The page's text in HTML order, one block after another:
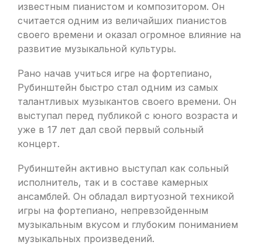
известным пианистом и композитором. Он
считается одним из величайших пианистов
своего времени и оказал огромное влияние на
развитие музыкальной культуры.
Рано начав учиться игре на фортепиано,
Рубинштейн быстро стал одним из самых
талантливых музыкантов своего времени. Он
выступал перед публикой с юного возраста и
уже в 17 лет дал свой первый сольный
концерт.
Рубинштейн активно выступал как сольный
исполнитель, так и в составе камерных
ансамблей. Он обладал виртуозной техникой
игры на фортепиано, непревзойденным
музыкальным вкусом и глубоким пониманием
музыкальных произведений.